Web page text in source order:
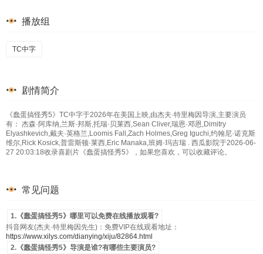
播放组
TC中字
剧情简介
《蠢蛋搞怪秀5》TC中字于2026年在美国上映,由杰夫·特里梅因导演,主要演员
有： 杰森·阿库纳,兰斯·邦斯,托瑞·贝莱西,Sean Cliver,瑞恩·邓恩,Dimitry
Elyashkevich,戴夫·英格兰,Loomis Fall,Zach Holmes,Greg Iguchi,约翰尼·诺克斯
维尔,Rick Kosick,普雷斯顿·莱西,Eric Manaka,班姆·玛吉瑞 . 西瓜影院于2026-06-
27 20:03:18收录喜剧片《蠢蛋搞怪秀5》，如果您喜欢，可以收藏评论。
常见问题
1.《蠢蛋搞怪秀5》哪里可以免费在线播放观看?
抖音网友(杰夫·特里梅因先生)：免费VIP在线观看地址：
https://www.xilys.com/dianying/xiju/82864.html
2.《蠢蛋搞怪秀5》导演是谁?有哪些主要演员?